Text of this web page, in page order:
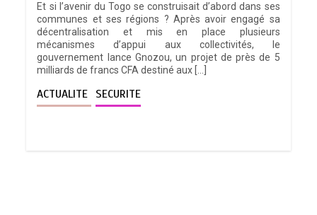
Et si l’avenir du Togo se construisait d’abord dans ses
communes et ses régions ? Après avoir engagé sa
décentralisation et mis en place plusieurs
mécanismes d’appui aux collectivités, le
gouvernement lance Gnozou, un projet de près de 5
milliards de francs CFA destiné aux […]
ACTUALITE SECURITE
TOGO : Bon vent dans les secteurs des
transports et du tourisme
0 4 minutes